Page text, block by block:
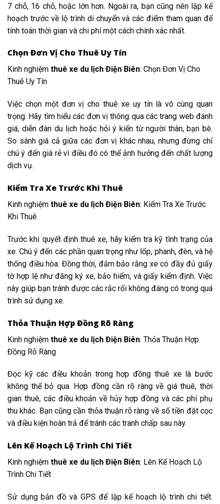
7 chỗ, 16 chỗ, hoặc lớn hơn. Ngoài ra, bạn cũng nên lập kế
hoạch trước về lộ trình di chuyển và các điểm tham quan để
tính toán thời gian và chi phí một cách chính xác nhất.
Chọn Đơn Vị Cho Thuê Uy Tín
Kinh nghiệm thuê xe du lịch Điện Biên: Chọn Đơn Vị Cho
Thuê Uy Tín
Việc chọn một đơn vị cho thuê xe uy tín là vô cùng quan
trọng. Hãy tìm hiểu các đơn vị thông qua các trang web đánh
giá, diễn đàn du lịch hoặc hỏi ý kiến từ người thân, bạn bè.
So sánh giá cả giữa các đơn vị khác nhau, nhưng đừng chỉ
chú ý đến giá rẻ vì điều đó có thể ảnh hưởng đến chất lượng
dịch vụ.
Kiểm Tra Xe Trước Khi Thuê
Kinh nghiệm thuê xe du lịch Điện Biên: Kiểm Tra Xe Trước
Khi Thuê
Trước khi quyết định thuê xe, hãy kiểm tra kỹ tình trạng của
xe. Chú ý đến các phần quan trọng như lốp, phanh, đèn, và hệ
thống điều hòa. Đồng thời, đảm bảo rằng xe có đầy đủ giấy
tờ hợp lệ như đăng ký xe, bảo hiểm, và giấy kiểm định. Việc
này giúp bạn tránh được các rắc rối không đáng có trong quá
trình sử dụng xe.
Thỏa Thuận Hợp Đồng Rõ Ràng
Kinh nghiệm thuê xe du lịch Điện Biên: Thỏa Thuận Hợp
Đồng Rõ Ràng
Đọc kỹ các điều khoản trong hợp đồng thuê xe là bước
không thể bỏ qua. Hợp đồng cần rõ ràng về giá thuê, thời
gian thuê, các điều khoản về hủy hợp đồng và các phí phụ
thu khác. Bạn cũng cần thỏa thuận rõ ràng về số tiền đặt cọc
và điều kiện hoàn trả để tránh các tranh chấp sau này.
Lên Kế Hoạch Lộ Trình Chi Tiết
Kinh nghiệm thuê xe du lịch Điện Biên: Lên Kế Hoạch Lộ
Trình Chi Tiết
Sử dụng bản đồ và GPS để lập kế hoạch lộ trình chi tiết.